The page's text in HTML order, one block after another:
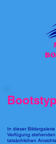
In dieser
Verfügung stehenden
tatsächlichen